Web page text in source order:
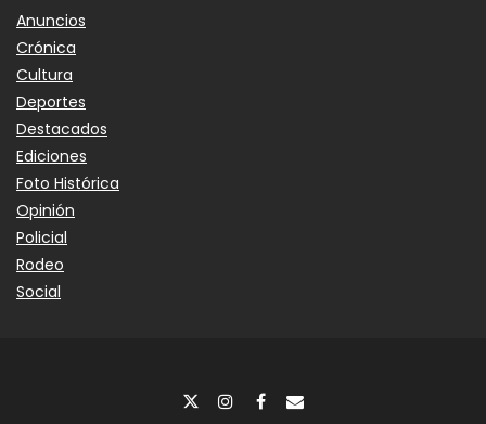
Anuncios
Crónica
Cultura
Deportes
Destacados
Ediciones
Foto Histórica
Opinión
Policial
Rodeo
Social